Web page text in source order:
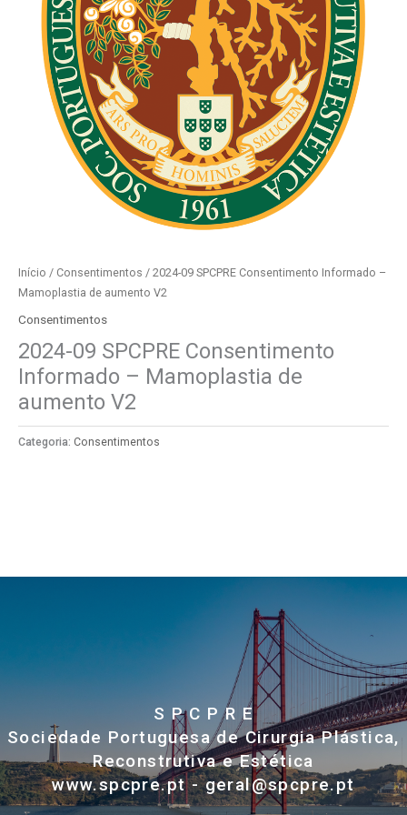
Início / Consentimentos / 2024-09 SPCPRE Consentimento Informado –
Mamoplastia de aumento V2
Consentimentos
2024-09 SPCPRE Consentimento
Informado – Mamoplastia de
aumento V2
Categoria: Consentimentos
S P C P R E
Sociedade Portuguesa de Cirurgia Plástica,
Reconstrutiva e Estética
www.spcpre.pt - geral@spcpre.pt